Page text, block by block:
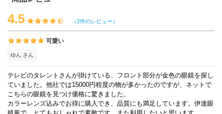
4.5 （2件のレビュー）
可愛い
ゆん さん
テレビのタレントさんが掛けている、フロント部分が金色の眼鏡を探し
ていました。他社では15000円程度の物が多かったのですが、ネットで
こちらの眼鏡を見つけ価格に驚きました。
カラーレンズ込みでお得に購入でき、品質にも満足しています。伊達眼